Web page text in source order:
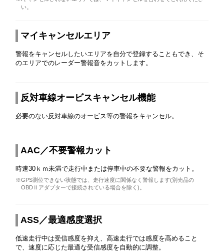
い。
マイキャンセルエリア
警報をキャンセルしたいエリアを自分で登録することもでき、そ
のエリアでのレーダー警報音をカットします。
反対車線オービスキャンセル機能
必要のない反対車線のオービス等の警報をキャンセル。
AAC／不要警報カット
時速30ｋｍ未満で走行中または停車中の不要な警報をカット。
※GPS測位できない状態では、走行速度に関係なく警報します(別売品の
OBDⅡアダプターで接続されている場合を除く)。
ASS／最適感度選択
低速走行中は受信感度を抑え、高速走行では感度を高めること
で、速度に応じた最適な受信感度を自動的に調整。